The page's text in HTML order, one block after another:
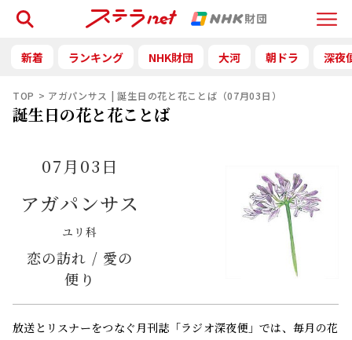
Menu
検索
新着 ランキング NHK財団 大河 朝ドラ 深夜
TOP アガパンサス | 誕生日の花と花ことば（07月03日）
誕生日の花と花ことば
07月03日
アガパンサス
ユリ科
恋の訪れ / 愛の
便り
放送とリスナーをつなぐ月刊誌「ラジオ深夜便」では、毎月の花